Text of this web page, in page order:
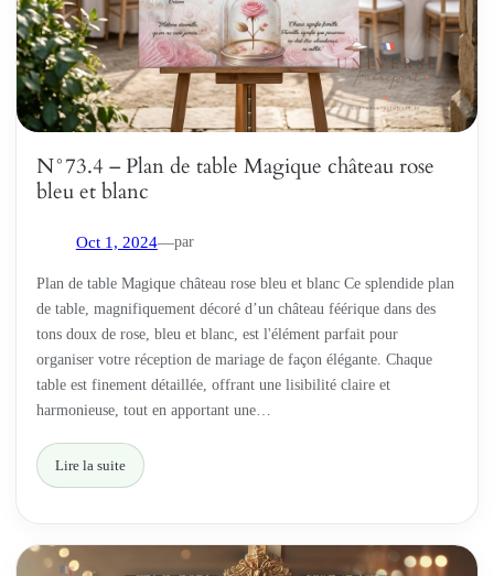
N°73.4 – Plan de table Magique château rose
bleu et blanc
Oct 1, 2024—par
Plan de table Magique château rose bleu et blanc Ce splendide plan
de table, magnifiquement décoré d’un château féérique dans des
tons doux de rose, bleu et blanc, est l'élément parfait pour
organiser votre réception de mariage de façon élégante. Chaque
table est finement détaillée, offrant une lisibilité claire et
harmonieuse, tout en apportant une…
Lire la suite